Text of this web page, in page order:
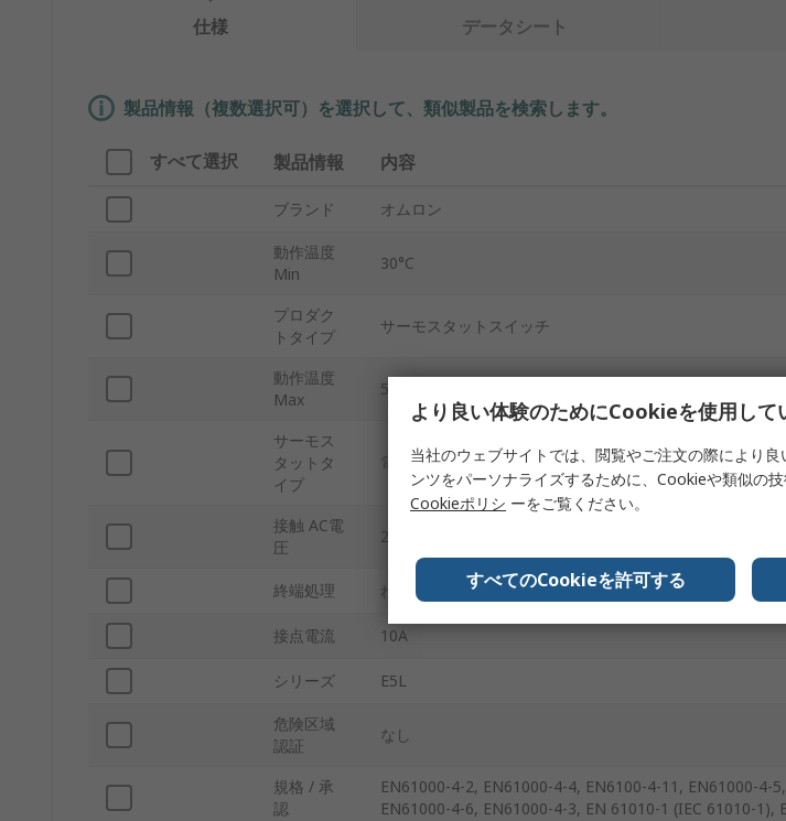
仕様 データシート
製品情報（複数選択可）を選択して、類似製品を検索します。
すべて選択 製品情報 内容
ブランド オムロン
動作温度
Min
30°C
プロダク
トタイプ
サーモスタットスイッチ
動作温度
Max
55°C
サーモス
タットタ
イプ
電子サーモスタット
接触 AC電
圧
250V ac
終端処理 ねじ
接点電流 10A
シリーズ E5L
危険区域
認証
なし
規格 / 承
認
EN61000-4-2, EN61000-4-4, EN6100-4-11, EN61000-4-
EN61000-4-6, EN61000-4-3, EN 61010-1 (IEC 61010-1),
より良い体験のためにCookieを使用して
当社のウェブサイトでは、閲覧やご注文の際により
ンツをパーソナライズするために、Cookieや類似の
Cookieポリシ ーをご覧ください。
すべてのCookieを許可する